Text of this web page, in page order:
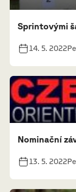
Sprintovými
14. 5. 2022
Nominační
13. 5. 2022